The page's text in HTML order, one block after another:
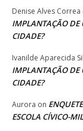
Denise Alves Correa
IMPLANTAÇÃO DE
CIDADE?
Ivanilde Aparecida
IMPLANTAÇÃO DE
CIDADE?
Aurora on
ESCOLA CÍVICO-